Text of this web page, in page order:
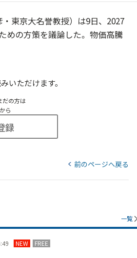
東京大名誉教授）は9日、2027
めの方策を議論した。物価高騰
いただけます。
だの方は
ら
録
前のページへ戻る
一覧
NEW FREE